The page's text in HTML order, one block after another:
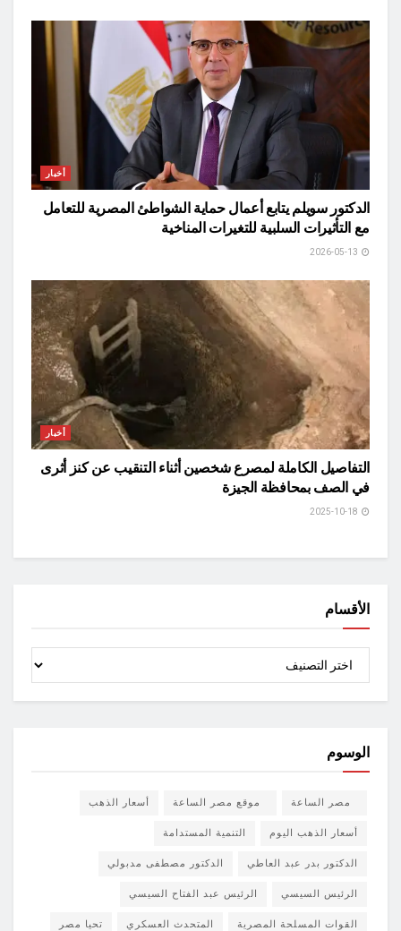
أخبار
الدكتور سويلم يتابع أعمال حماية الشواطئ المصرية للتعامل
مع التأثيرات السلبية للتغيرات المناخية
أخبار
التفاصيل الكاملة لمصرع شخصين أثناء التنقيب عن كنز أثرى
في الصف بمحافظة الجيزة
الأقسام
الوسوم
مصر الساعة موقع مصر الساعة أسعار الذهب
أسعار الذهب اليوم التنمية المستدامة
الدكتور بدر عبد العاطي الدكتور مصطفى مدبولي
الرئيس السيسي الرئيس عبد الفتاح السيسي
القوات المسلحة المصرية المتحدث العسكري تحيا مصر